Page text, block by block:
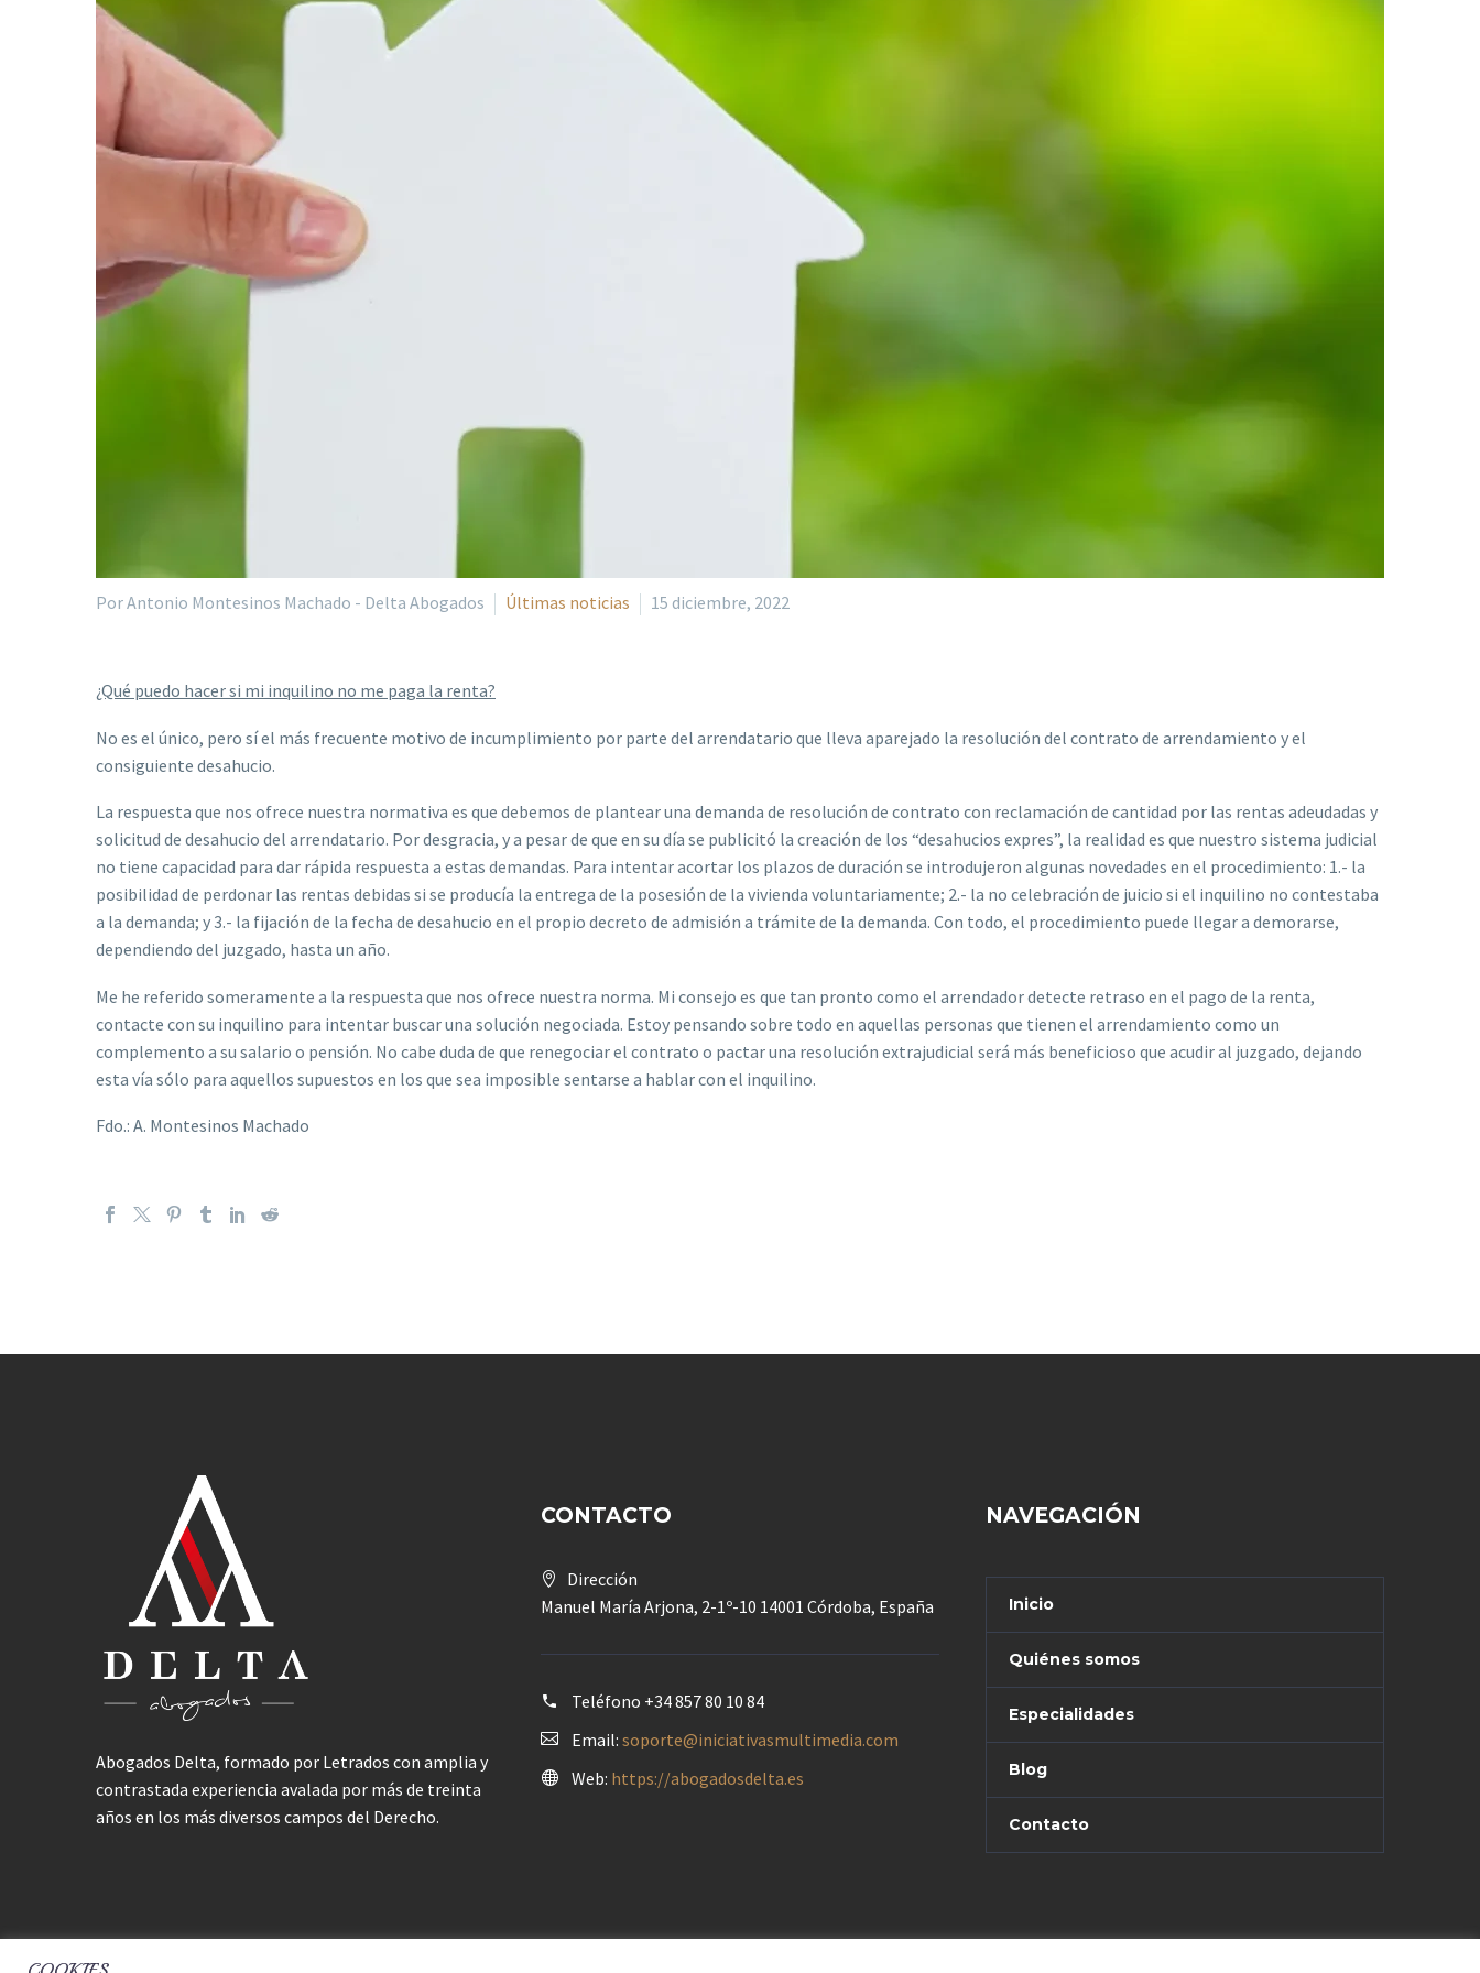
Por Antonio Montesinos Machado - Delta Abogados Últimas noticias 15 diciembre, 2022
¿Qué puedo hacer si mi inquilino no me paga la renta?
No es el único, pero sí el más frecuente motivo de incumplimiento por parte del arrendatario que lleva aparejado la resolución del contrato de arrendamiento y el
consiguiente desahucio.
La respuesta que nos ofrece nuestra normativa es que debemos de plantear una demanda de resolución de contrato con reclamación de cantidad por las rentas adeudadas y
solicitud de desahucio del arrendatario. Por desgracia, y a pesar de que en su día se publicitó la creación de los “desahucios expres”, la realidad es que nuestro sistema judicial
no tiene capacidad para dar rápida respuesta a estas demandas. Para intentar acortar los plazos de duración se introdujeron algunas novedades en el procedimiento: 1.- la
posibilidad de perdonar las rentas debidas si se producía la entrega de la posesión de la vivienda voluntariamente; 2.- la no celebración de juicio si el inquilino no contestaba
a la demanda; y 3.- la fijación de la fecha de desahucio en el propio decreto de admisión a trámite de la demanda. Con todo, el procedimiento puede llegar a demorarse,
dependiendo del juzgado, hasta un año.
Me he referido someramente a la respuesta que nos ofrece nuestra norma. Mi consejo es que tan pronto como el arrendador detecte retraso en el pago de la renta,
contacte con su inquilino para intentar buscar una solución negociada. Estoy pensando sobre todo en aquellas personas que tienen el arrendamiento como un
complemento a su salario o pensión. No cabe duda de que renegociar el contrato o pactar una resolución extrajudicial será más beneficioso que acudir al juzgado, dejando
esta vía sólo para aquellos supuestos en los que sea imposible sentarse a hablar con el inquilino.
Fdo.: A. Montesinos Machado
Abogados Delta, formado por Letrados con amplia y
contrastada experiencia avalada por más de treinta
años en los más diversos campos del Derecho.
CONTACTO
Dirección
Manuel María Arjona, 2-1º-10 14001 Córdoba, España
Teléfono +34 857 80 10 84
Email: soporte@iniciativasmultimedia.com
Web: https://abogadosdelta.es
NAVEGACIÓN
Inicio
Quiénes somos
Especialidades
Blog
Contacto